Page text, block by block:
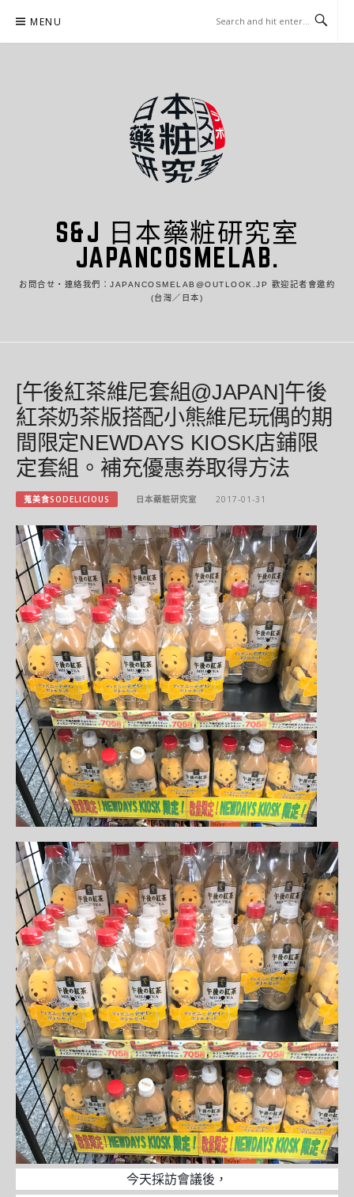
content
MENU
S&J 日本藥粧研究室
JAPANCOSMELAB.
お問合せ・連絡我們：JAPANCOSMELAB@OUTLOOK.JP 歡迎記者會邀約
(台灣／日本)
[午後紅茶維尼套組@JAPAN]午後
紅茶奶茶版搭配小熊維尼玩偶的期
間限定NEWDAYS KIOSK店鋪限
定套組。補充優惠券取得方法
蒐美食SODELICIOUS 日本藥粧研究室 2017-01-31
今天採訪會議後，